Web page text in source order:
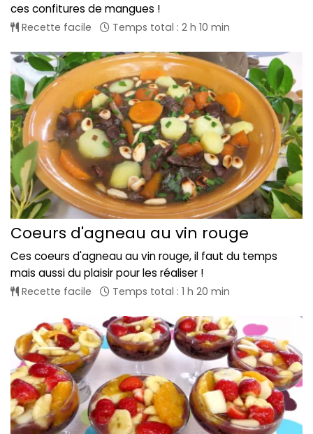
ces confitures de mangues !
Recette facile Temps total : 2 h 10 min
Coeurs d'agneau au vin rouge
Ces coeurs d'agneau au vin rouge, il faut du temps
mais aussi du plaisir pour les réaliser !
Recette facile Temps total : 1 h 20 min